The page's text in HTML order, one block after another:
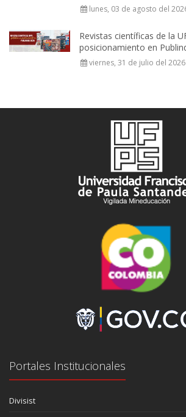
lunes, 03 de agosto del
Revistas científicas de la
posicionamiento en
viernes, 31 de julio del 2026
Portales Institucionales
Divisist